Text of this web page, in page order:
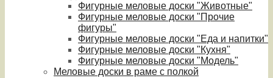
Фигурные меловые доски "Животные"
Фигурные меловые доски "Прочие
фигуры"
Фигурные меловые доски "Еда и напитки"
Фигурные меловые доски "Кухня"
Фигурные меловые доски "Модель"
Меловые доски в раме с полкой